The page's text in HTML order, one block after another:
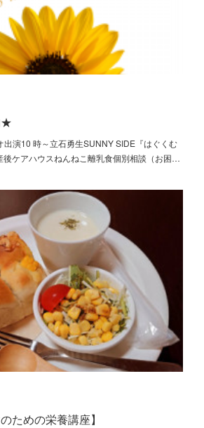
★
演10 時～立石勇生SUNNY SIDE『はぐくむ
ケアハウスねんねこ離乳食個別相談（お困…
ための栄養講座】